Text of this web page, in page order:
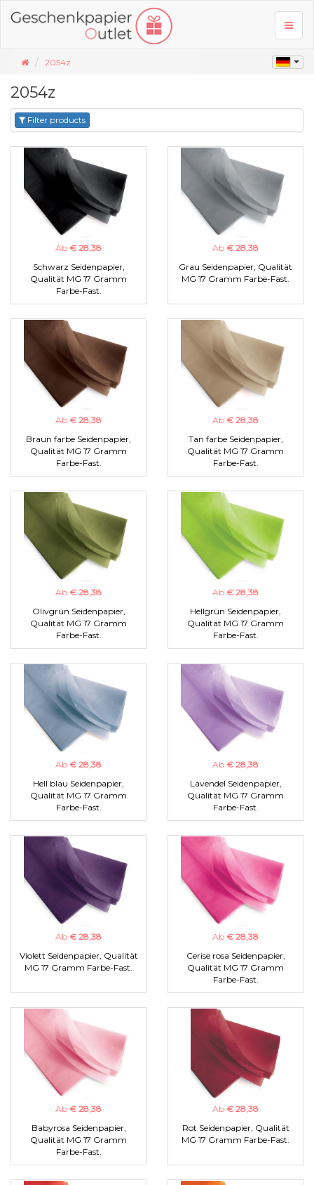
2054z
2054z
Filter products
Ab € 28,38
Schwarz Seidenpapier,
Qualität MG 17 Gramm
Farbe-Fast.
Ab € 28,38
Grau Seidenpapier, Qualität
MG 17 Gramm Farbe-Fast.
Ab € 28,38
Braun farbe Seidenpapier,
Qualität MG 17 Gramm
Farbe-Fast.
Ab € 28,38
Tan farbe Seidenpapier,
Qualität MG 17 Gramm
Farbe-Fast.
Ab € 28,38
Olivgrün Seidenpapier,
Qualität MG 17 Gramm
Farbe-Fast.
Ab € 28,38
Hellgrün Seidenpapier,
Qualität MG 17 Gramm
Farbe-Fast.
Ab € 28,38
Hell blau Seidenpapier,
Qualität MG 17 Gramm
Farbe-Fast.
Ab € 28,38
Lavendel Seidenpapier,
Qualität MG 17 Gramm
Farbe-Fast.
Ab € 28,38
Violett Seidenpapier, Qualität
MG 17 Gramm Farbe-Fast.
Ab € 28,38
Cerise rosa Seidenpapier,
Qualität MG 17 Gramm
Farbe-Fast.
Ab € 28,38
Babyrosa Seidenpapier,
Qualität MG 17 Gramm
Farbe-Fast.
Ab € 28,38
Rot Seidenpapier, Qualität
MG 17 Gramm Farbe-Fast.